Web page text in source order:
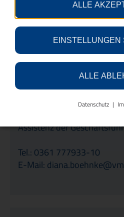
Assistenz der
Tel.: 0361 777933-10
E-Mail:
ALLE
EINSTELLUNGEN
ALLE
Datenschutz